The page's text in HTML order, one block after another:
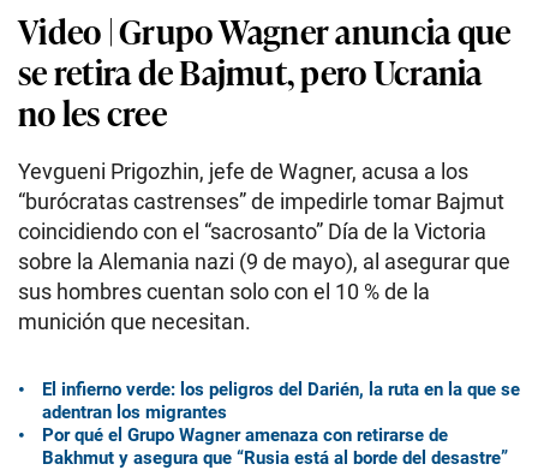
Video | Grupo Wagner anuncia que
se retira de Bajmut, pero Ucrania
no les cree
Yevgueni Prigozhin, jefe de Wagner, acusa a los
“burócratas castrenses” de impedirle tomar Bajmut
coincidiendo con el “sacrosanto” Día de la Victoria
sobre la Alemania nazi (9 de mayo), al asegurar que
sus hombres cuentan solo con el 10 % de la
munición que necesitan.
El infierno verde: los peligros del Darién, la ruta en la que se
adentran los migrantes
Por qué el Grupo Wagner amenaza con retirarse de
Bakhmut y asegura que “Rusia está al borde del desastre”